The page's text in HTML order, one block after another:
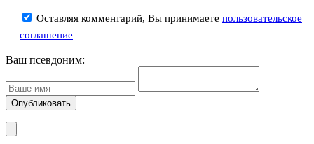
Оставляя комментарий, Вы принимаете пользовательское
соглашение
Ваш псевдоним: